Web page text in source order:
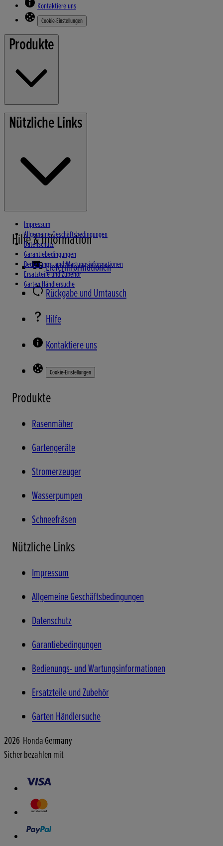
Kontaktiere uns
Cookie-Einstellungen
Produkte
Rasenmäher
Gartengeräte
Schneefräsen
Nützliche Links
Impressum
Allgemeine Geschäftsbedingungen
Datenschutz
Garantiebedingungen
Bedienungs- und Wartungsinformationen
Ersatzteile und Zubehör
Garten Händlersuche
Hilfe & Information
Lieferinformationen
Rückgabe und Umtausch
Hilfe
Kontaktiere uns
Cookie-Einstellungen
Produkte
Rasenmäher
Gartengeräte
Stromerzeuger
Wasserpumpen
Schneefräsen
Nützliche Links
Impressum
Allgemeine Geschäftsbedingungen
Datenschutz
Garantiebedingungen
Bedienungs- und Wartungsinformationen
Ersatzteile und Zubehör
Garten Händlersuche
2026 Honda Germany
Sicher bezahlen mit